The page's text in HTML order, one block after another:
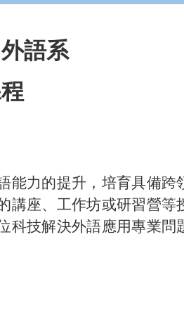
語系
能力的提升，培育具備跨
講座、工作坊或研習營等
科技解決外語應用專業問